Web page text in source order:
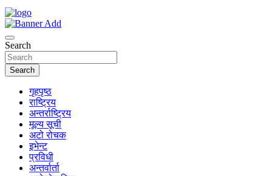
Search
Search
गृहपृष्ठ
राष्ट्रिय
अन्तर्राष्ट्रिय
मूल्य सूची
अटो रोचक
इभेन्ट
प्रविधी
अन्तर्वार्ता